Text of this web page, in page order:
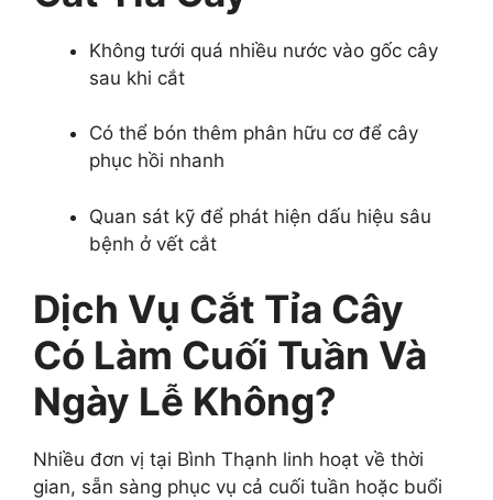
Không tưới quá nhiều nước vào gốc cây
sau khi cắt
Có thể bón thêm phân hữu cơ để cây
phục hồi nhanh
Quan sát kỹ để phát hiện dấu hiệu sâu
bệnh ở vết cắt
Dịch Vụ Cắt Tỉa Cây
Có Làm Cuối Tuần Và
Ngày Lễ Không?
Nhiều đơn vị tại Bình Thạnh linh hoạt về thời
gian, sẵn sàng phục vụ cả cuối tuần hoặc buổi